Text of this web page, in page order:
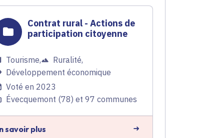
Contrat rural - Actions de
participation citoyenne
Tourisme, Ruralité,
Développement économique
Voté en 2023
Évecquemont (78) et 97 communes
savoir plus